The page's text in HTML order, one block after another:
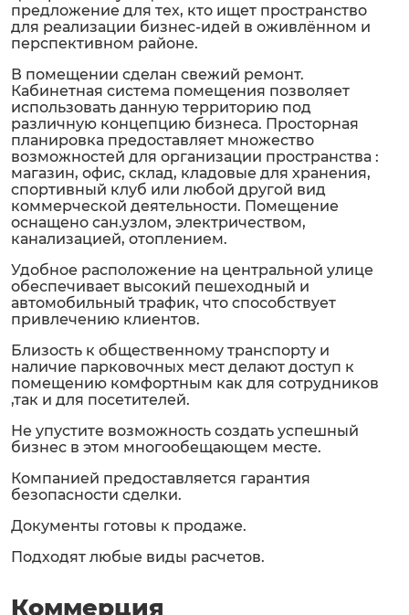
предложение для тех, кто ищет пространство
для реализации бизнес-идей в оживлённом и
перспективном районе.
В помещении сделан свежий ремонт.
Кабинетная система помещения позволяет
использовать данную территорию под
различную концепцию бизнеса. Просторная
планировка предоставляет множество
возможностей для организации пространства :
магазин, офис, склад, кладовые для хранения,
спортивный клуб или любой другой вид
коммерческой деятельности. Помещение
оснащено сан.узлом, электричеством,
канализацией, отоплением.
Удобное расположение на центральной улице
обеспечивает высокий пешеходный и
автомобильный трафик, что способствует
привлечению клиентов.
Близость к общественному транспорту и
наличие парковочных мест делают доступ к
помещению комфортным как для сотрудников
,так и для посетителей.
Не упустите возможность создать успешный
бизнес в этом многообещающем месте.
Компанией предоставляется гарантия
безопасности сделки.
Документы готовы к продаже.
Подходят любые виды расчетов.
Коммерция